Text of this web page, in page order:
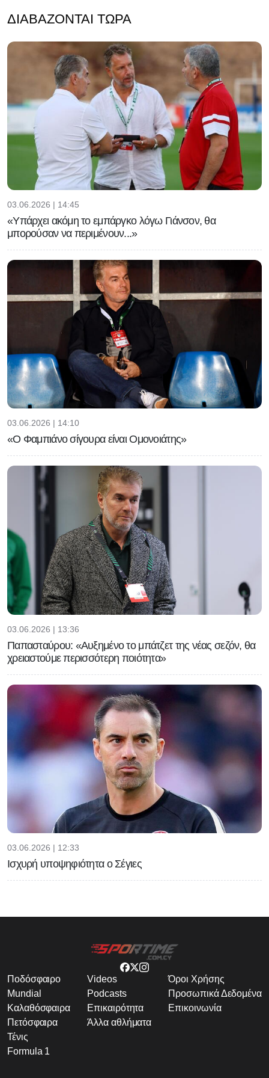
ΔΙΑΒΆΖΟΝΤΑΙ ΤΏΡΑ
03.06.2026 | 14:45
«Υπάρχει ακόμη το εμπάργκο λόγω Γιάνσον, θα
μπορούσαν να περιμένουν...»
03.06.2026 | 14:10
«Ο Φαμπιάνο σίγουρα είναι Ομονοιάτης»
03.06.2026 | 13:36
Παπασταύρου: «Αυξημένο το μπάτζετ της νέας σεζόν, θα
χρειαστούμε περισσότερη ποιότητα»
03.06.2026 | 12:33
Ισχυρή υποψηφιότητα ο Σέγιες
Ποδόσφαιρο
Mundial
Καλαθόσφαιρα
Πετόσφαιρα
Τένις
Formula 1
Videos
Podcasts
Επικαιρότητα
Άλλα αθλήματα
Όροι Χρήσης
Προσωπικά Δεδομένα
Επικοινωνία